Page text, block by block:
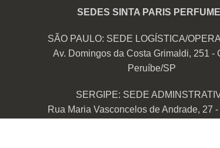
SEDES SINTA PARIS
SÃO PAULO: SEDE LOGÍSTICA/
Av. Domingos da Costa Grimaldi, 251 -
Peruíbe/SP
SERGIPE: SEDE
Rua Maria Vasconcelos de Andrade, 27